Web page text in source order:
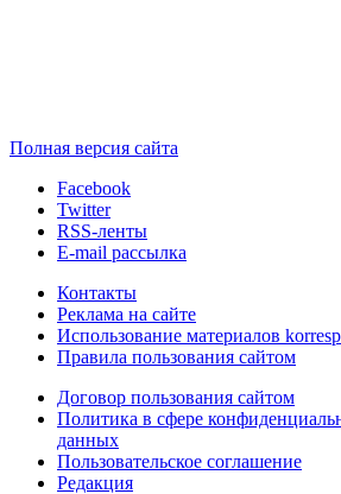
Полная версия сайта
Facebook
Twitter
RSS-ленты
E-mail рассылка
Контакты
Реклама на сайте
Использование материалов
Правила пользования сайтом
Договор пользования сайтом
Политика в сфере
данных
Пользовательское соглашение
Редакция